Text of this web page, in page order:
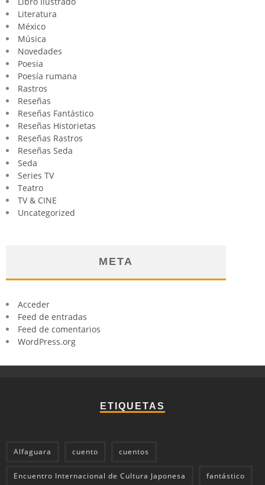
Literatura
México
Música
Novedades
Poesia
Poesía rumana
Rastros
Reseñas
Reseñas Fantástico
Reseñas Historietas
Reseñas Rastros
Reseñas Seda
Seda
Series TV
Teatro
TV & CINE
Uncategorized
META
Acceder
Feed de entradas
Feed de comentarios
WordPress.org
ETIQUETAS
Alfaguara cuento cuentos
Encuentro Internacional de Cultura Japonesa fantástico